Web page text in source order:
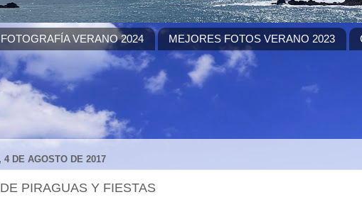
VERANO 2024 MEJORES FOTOS VERANO 2023
4 DE AGOSTO DE 2017
PIRAGUAS Y FIESTAS